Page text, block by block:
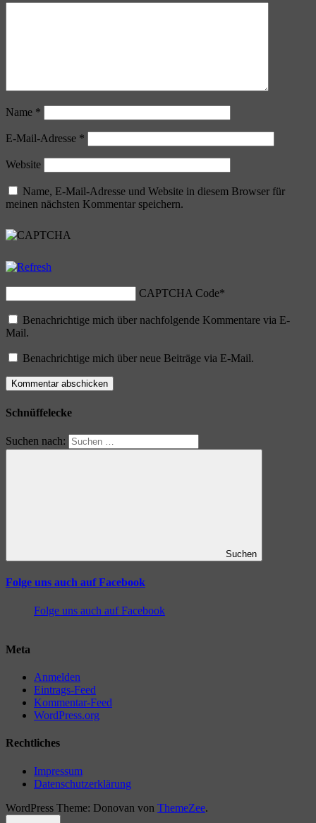
Name *
E-Mail-Adresse *
Website
Name, E-Mail-Adresse und Website in diesem Browser für
meinen nächsten Kommentar speichern.
CAPTCHA Code*
Benachrichtige mich über nachfolgende Kommentare via E-
Mail.
Benachrichtige mich über neue Beiträge via E-Mail.
Schnüffelecke
Suchen nach:
Suchen
Folge uns auch auf Facebook
Folge uns auch auf Facebook
Meta
Anmelden
Eintrags-Feed
Kommentar-Feed
WordPress.org
Rechtliches
Impressum
Datenschutzerklärung
WordPress Theme: Donovan von ThemeZee.